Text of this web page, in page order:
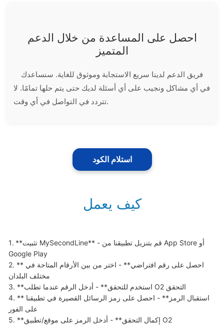
احصل على المساعدة من خلال الدعم
المتميز
فريق الدعم لدينا سريع الاستجابة وموثوق للغاية. سنساعدك
في أي مشاكل ونجيب على أي أسئلة لديك حتى يتم حلها تمامًا. لا
تتردد في التواصل في أي وقت.
استلام الكود
كيف يعمل
1. **تثبيت MySecondLine** - قم بتنزيل تطبيقنا من App Store أو
Google Play
2. **احصل على رقم افتراضي** - اختر من بين الأرقام المتاحة في
مختلف البلدان
3. **استخدم للتحقق** - أدخل الرقم عندما تطلب O2 التحقق
4. **استقبال الرمز** - احصل على رمز الرسائل القصيرة في تطبيقنا
على الفور
5. **إكمال التحقق** - أدخل الرمز على موقع/تطبيق O2